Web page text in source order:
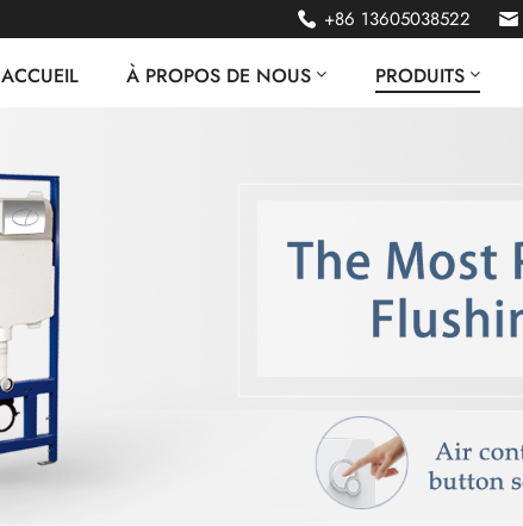
+86 13605038522
ACCUEIL À PROPOS DE NOUS PRODUITS